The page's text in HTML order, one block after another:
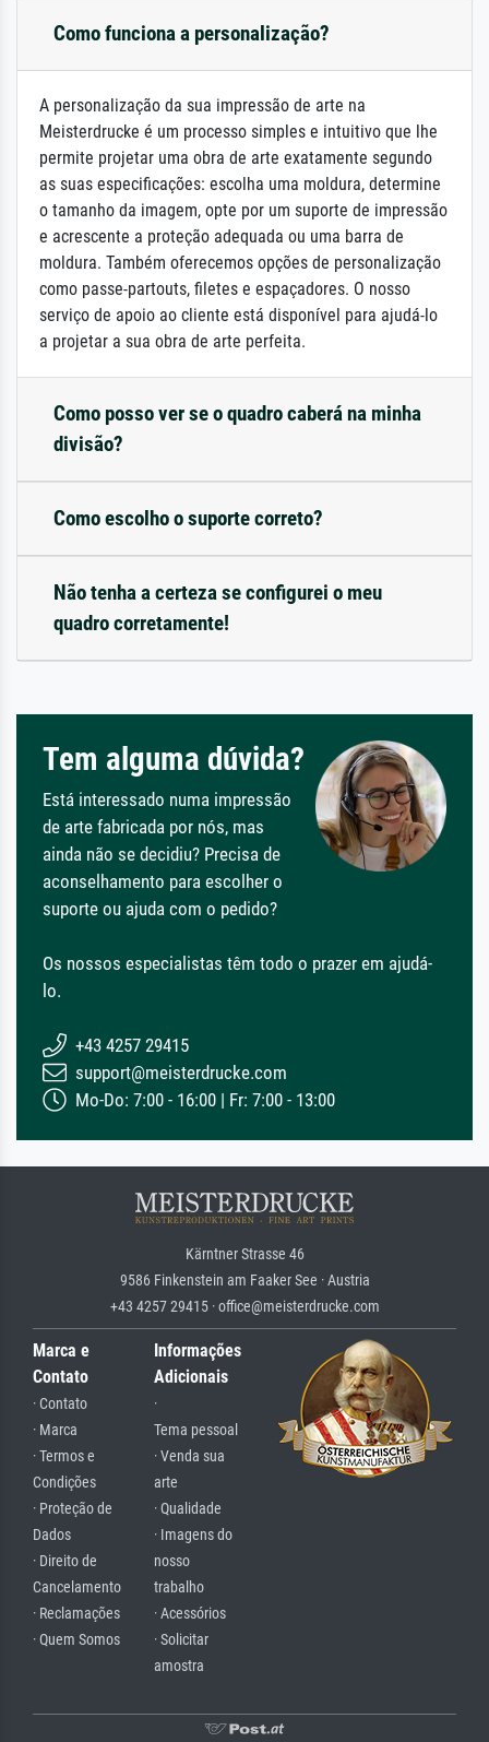
Como funciona a personalização?
A personalização da sua impressão de arte na
Meisterdrucke é um processo simples e intuitivo que lhe
permite projetar uma obra de arte exatamente segundo
as suas especificações: escolha uma moldura, determine
o tamanho da imagem, opte por um suporte de impressão
e acrescente a proteção adequada ou uma barra de
moldura. Também oferecemos opções de personalização
como passe-partouts, filetes e espaçadores. O nosso
serviço de apoio ao cliente está disponível para ajudá-lo
a projetar a sua obra de arte perfeita.
Como posso ver se o quadro caberá na minha
divisão?
Como escolho o suporte correto?
Não tenha a certeza se configurei o meu
quadro corretamente!
Tem alguma dúvida?
Está interessado numa impressão
de arte fabricada por nós, mas
ainda não se decidiu? Precisa de
aconselhamento para escolher o
suporte ou ajuda com o pedido?
Os nossos especialistas têm todo o prazer em ajudá-
lo.
+43 4257 29415
support@meisterdrucke.com
Mo-Do: 7:00 - 16:00 | Fr: 7:00 - 13:00
Kärntner Strasse 46
9586 Finkenstein am Faaker See · Austria
+43 4257 29415 · office@meisterdrucke.com
Marca e
Contato
· Contato
· Marca
· Termos e
Condições
· Proteção de
Dados
· Direito de
Cancelamento
· Reclamações
· Quem Somos
Informações
Adicionais
·
Tema pessoal
· Venda sua
arte
· Qualidade
· Imagens do
nosso
trabalho
· Acessórios
· Solicitar
amostra